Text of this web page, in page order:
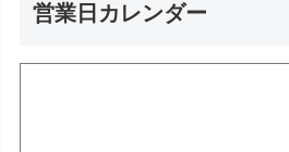
営業日カレンダー